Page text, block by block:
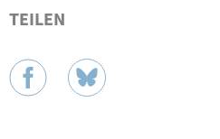
TEILEN